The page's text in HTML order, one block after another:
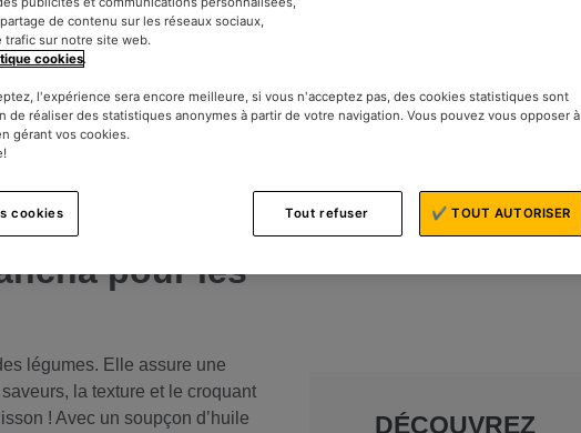
d’amateurs de cuisine, de
de nouvelles expériences
au rendez-vous avec ce mode de
pour les
légumes. Elle assure une
la texture et le croquant
! Avec un soupçon d’huile
DÉCOUVREZ
de contenu sur les réseaux sociaux,
trafic sur notre site web.
cookies.
l'expérience sera encore meilleure, si vous n'acceptez pas, des cookies statistiques sont
de réaliser des statistiques anonymes à partir de votre navigation. Vous pouvez vous opposer à
gérant vos cookies.
cookies Tout refuser ✔ TOUT AUTORISER